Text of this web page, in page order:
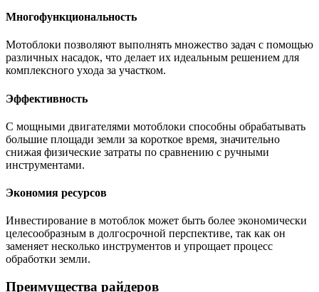
Многофункциональность
Мотоблоки позволяют выполнять множество задач с помощью
различных насадок, что делает их идеальным решением для
комплексного ухода за участком.
Эффективность
С мощными двигателями мотоблоки способны обрабатывать
большие площади земли за короткое время, значительно
снижая физические затраты по сравнению с ручными
инструментами.
Экономия ресурсов
Инвестирование в мотоблок может быть более экономически
целесообразным в долгосрочной перспективе, так как он
заменяет несколько инструментов и упрощает процесс
обработки земли.
Преимущества райдеров